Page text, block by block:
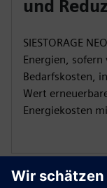
und
SIESTORAGE
Energien,
Bedarfskosten,
Wert
Energiekosten